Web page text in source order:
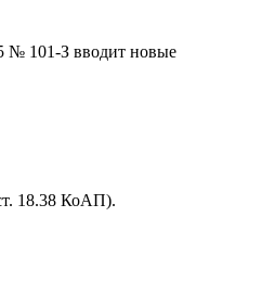
№ 101-З вводит новые
18.38 КоАП).